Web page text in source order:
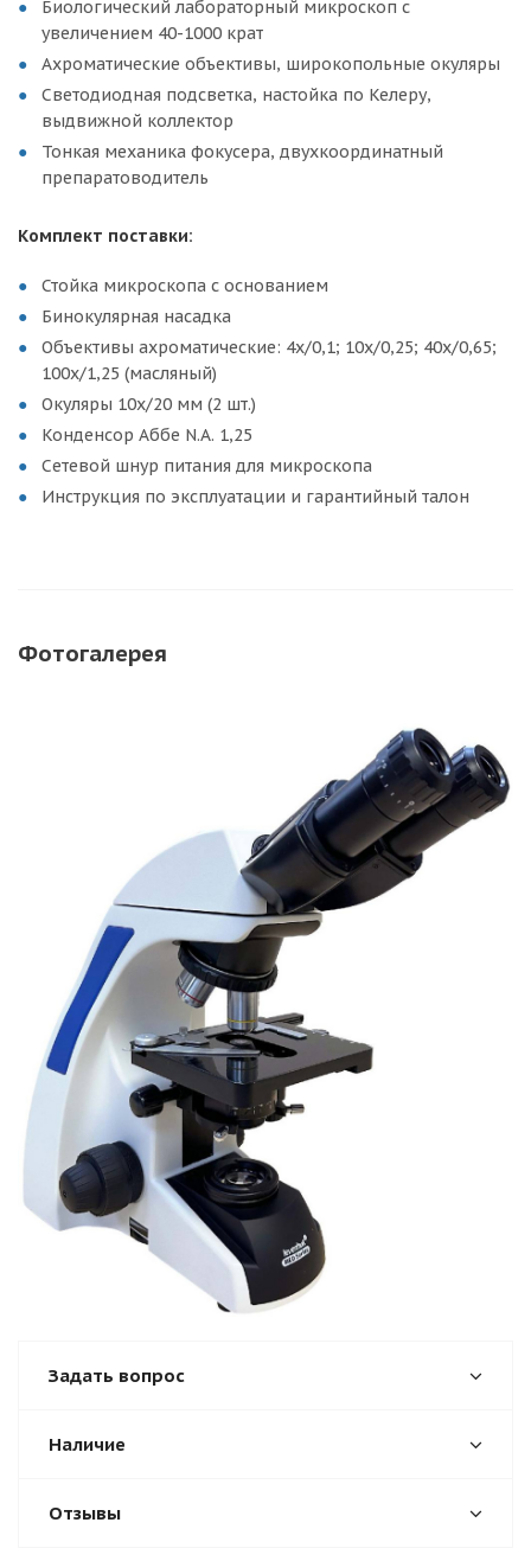
Биологический лабораторный микроскоп с
увеличением 40-1000 крат
Ахроматические объективы, широкопольные окуляры
Светодиодная подсветка, настойка по Келеру,
выдвижной коллектор
Тонкая механика фокусера, двухкоординатный
препаратоводитель
Комплект поставки:
Стойка микроскопа с основанием
Бинокулярная насадка
Объективы ахроматические: 4x/0,1; 10x/0,25; 40x/0,65;
100x/1,25 (масляный)
Окуляры 10x/20 мм (2 шт.)
Конденсор Аббе N.A. 1,25
Сетевой шнур питания для микроскопа
Инструкция по эксплуатации и гарантийный талон
Фотогалерея
Задать вопрос
Наличие
Отзывы